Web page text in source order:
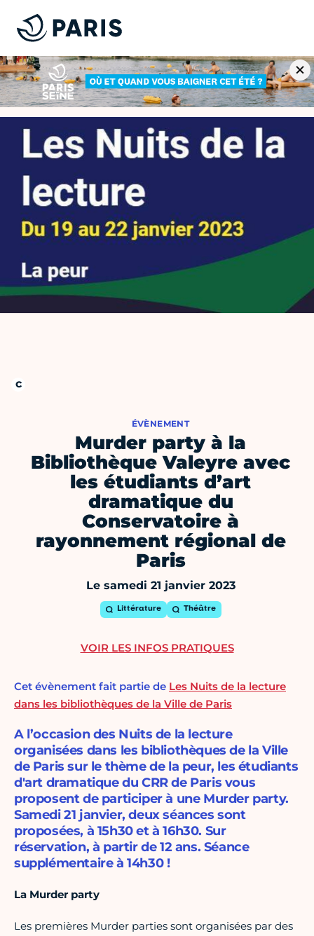
ÉVÈNEMENT
Murder party à la
Bibliothèque Valeyre avec
les étudiants d’art
dramatique du
Conservatoire à
rayonnement régional de
Paris
Le samedi 21 janvier 2023
Littérature Théâtre
Cet évènement fait partie de Les Nuits de la lecture
dans les bibliothèques de la Ville de Paris
A l’occasion des Nuits de la lecture
organisées dans les bibliothèques de la Ville
de Paris sur le thème de la peur, les étudiants
d'art dramatique du CRR de Paris vous
proposent de participer à une Murder party.
Samedi 21 janvier, deux séances sont
proposées, à 15h30 et à 16h30. Sur
réservation, à partir de 12 ans. Séance
supplémentaire à 14h30 !
La Murder party
Les premières Murder parties sont organisées par des
VOIR LES INFOS PRATIQUES